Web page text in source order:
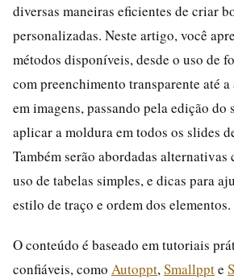
diversas maneiras eficientes de criar
personalizadas. Neste artigo, você
métodos disponíveis, desde o uso de
com preenchimento transparente até
em imagens, passando pela edição do
aplicar a moldura em todos os slides
Também serão abordadas
uso de tabelas simples, e dicas para
estilo de traço e ordem dos elementos.
O conteúdo é baseado em tutoriais
confiáveis, como Autoppt, Smallppte